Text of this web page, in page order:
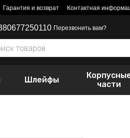
Гарантия и возврат Контактная
Перезвонить вам?
Шлейфы
части